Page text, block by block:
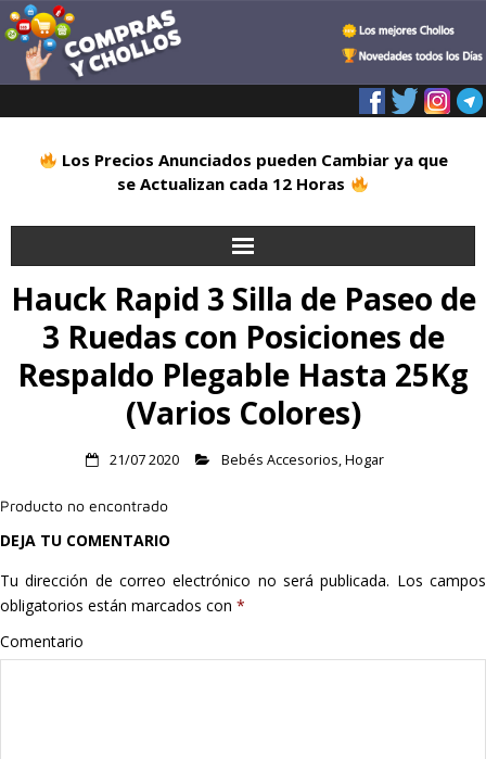
Los Precios Anunciados pueden Cambiar ya que
se Actualizan cada 12 Horas
Inicio
Alimentación
Deportes
Hogar
Listas
Hauck Rapid 3 Silla de Paseo de
3 Ruedas con Posiciones de
Respaldo Plegable Hasta 25Kg
(Varios Colores)
21/07 2020 Bebés Accesorios,Hogar
Producto no encontrado
DEJA TU COMENTARIO
Tu dirección de correo electrónico no será publicada. Los campos
obligatorios están marcados con *
Comentario